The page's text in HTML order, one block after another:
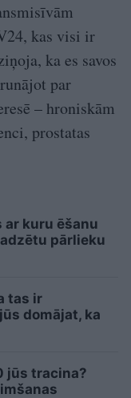
kas visi ir
ka es savos
par
– hroniskām
prostatas
kuru ēšanu
pārlieku
tas ir
domājat, ka
jūs tracina?